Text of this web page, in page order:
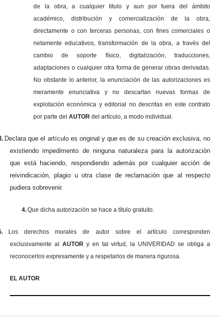
de la obra, a cualquier titulo y aun por fuera del ámbito
académico, distribución y comercialización de la obra,
directamente o con terceras personas, con fines comerciales o
netamente educativos, transformación de la obra, a través del
cambio de soporte físico, digitalización, traducciones,
adaptaciones o cualquier otra forma de generar obras derivadas.
No obstante lo anterior, la enunciación de las autorizaciones es
meramente enunciativa y no descartan nuevas formas de
explotación económica y editorial no descritas en este contrato
por parte del AUTORdel artículo, a modo individual.
Declara que el artículo es original y que es de su creación exclusiva, no
existiendo impedimento de ninguna naturaleza para la autorización
que está haciendo, respondiendo además por cualquier acción de
reivindicación, plagio u otra clase de reclamación que al respecto
pudiera sobrevenir.
4.Que dicha autorización se hace a título gratuito.
Los derechos morales de autor sobre el artículo corresponden
exclusivamente al AUTOR y en tal virtud, la UNIVERIDAD se obliga a
reconocerlos expresamente y a respetarlos de manera rigurosa.
EL AUTOR